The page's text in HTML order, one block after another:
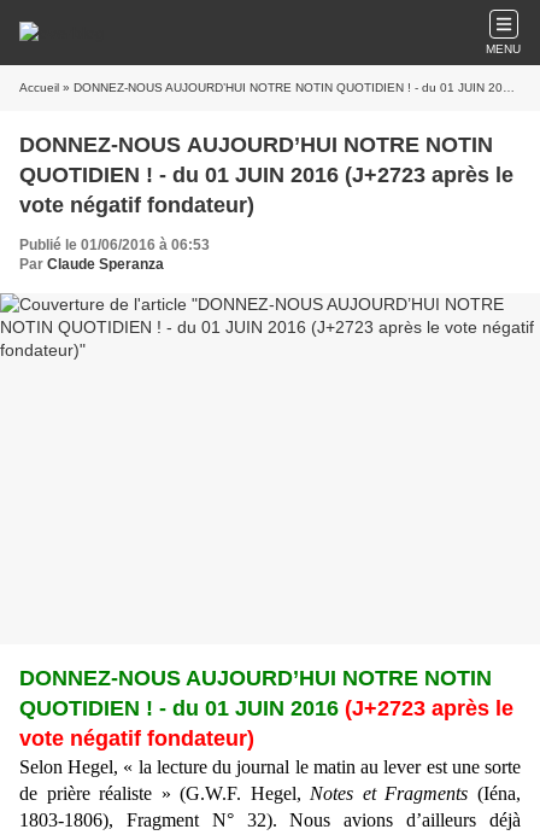
MENU
Accueil » DONNEZ-NOUS AUJOURD’HUI NOTRE NOTIN QUOTIDIEN ! - du 01 JUIN 2016 (J+2723 après le vote négatif fondateur)
DONNEZ-NOUS AUJOURD’HUI NOTRE NOTIN
QUOTIDIEN ! - du 01 JUIN 2016 (J+2723 après le
vote négatif fondateur)
Publié le 01/06/2016 à 06:53
Par Claude Speranza
DONNEZ-NOUS AUJOURD’HUI NOTRE NOTIN
QUOTIDIEN ! - du 01 JUIN 2016 (J+2723 après le
vote négatif fondateur)
Selon Hegel, « la lecture du journal le matin au lever est une sorte
de prière réaliste » (G.W.F. Hegel, Notes et Fragments(Iéna,
1803-1806), Fragment N° 32). Nous avions d’ailleurs déjà